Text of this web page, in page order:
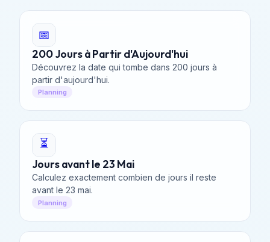
📅
200 Jours à Partir d'Aujourd'hui
Découvrez la date qui tombe dans 200 jours à
partir d'aujourd'hui.
Planning
⏳
Jours avant le 23 Mai
Calculez exactement combien de jours il reste
avant le 23 mai.
Planning